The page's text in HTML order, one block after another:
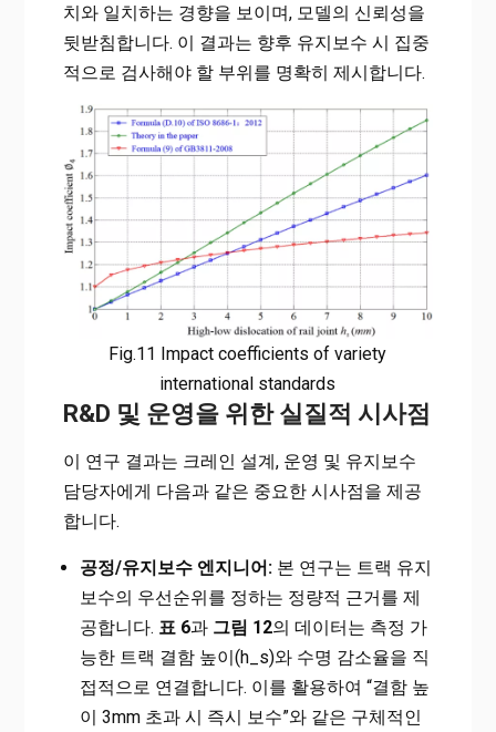
치와 일치하는 경향을 보이며, 모델의 신뢰성을
뒷받침합니다. 이 결과는 향후 유지보수 시 집중
적으로 검사해야 할 부위를 명확히 제시합니다.
Fig.11 Impact coefficients of variety
international standards
R&D 및 운영을 위한 실질적 시사점
이 연구 결과는 크레인 설계, 운영 및 유지보수
담당자에게 다음과 같은 중요한 시사점을 제공
합니다.
공정/유지보수 엔지니어:본 연구는 트랙 유지
보수의 우선순위를 정하는 정량적 근거를 제
공합니다. 표 6과 그림 12의 데이터는 측정 가
능한 트랙 결함 높이(h_s)와 수명 감소율을 직
접적으로 연결합니다. 이를 활용하여 “결함 높
이 3mm 초과 시 즉시 보수”와 같은 구체적인